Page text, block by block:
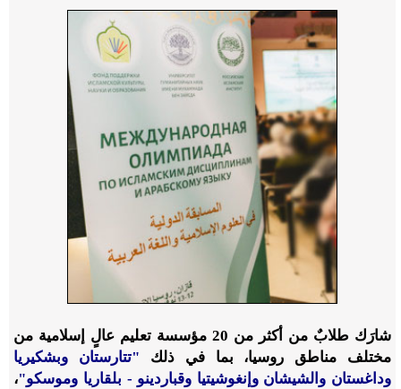
شارَك طلابٌ من أكثر من 20 مؤسسة تعليم عالٍ إسلامية من
مختلف مناطق روسيا، بما في ذلك "تتارستان وبشكيريا
وداغستان والشيشان وإنغوشيتيا وقباردينو - بلقاريا وموسكو"،